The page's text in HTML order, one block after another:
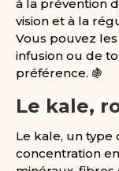
à la prévention
vision et à la
Vous pouvez
infusion ou de
préférence. 🍇
Le kale,
Le kale, un type
concentration